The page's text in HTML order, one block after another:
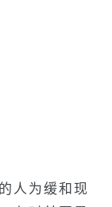
人为缓和现